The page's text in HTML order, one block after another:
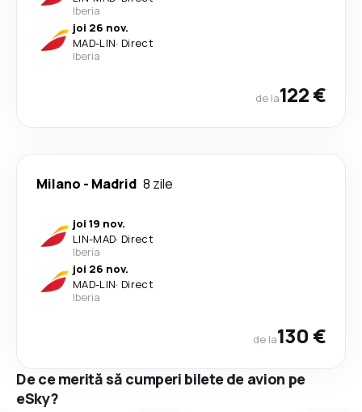
Iberia
joi 26 nov.
MAD-LIN· Direct
Iberia
de la122 €
Milano - Madrid 8 zile
joi 19 nov.
LIN-MAD· Direct
Iberia
joi 26 nov.
MAD-LIN· Direct
Iberia
de la130 €
De ce merită să cumperi bilete de avion pe
eSky?